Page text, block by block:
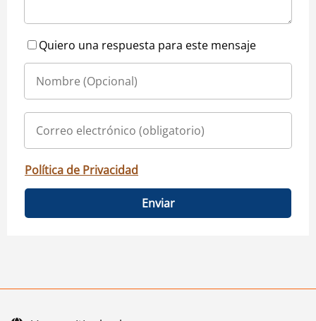
Quiero una respuesta para este mensaje
Política de Privacidad
Enviar